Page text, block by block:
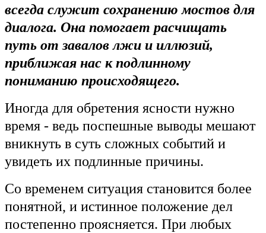
всегда служит сохранению мостов для
диалога. Она помогает расчищать
путь от завалов лжи и иллюзий,
приближая нас к подлинному
пониманию происходящего.
Иногда для обретения ясности нужно
время - ведь поспешные выводы мешают
вникнуть в суть сложных событий и
увидеть их подлинные причины.
Со временем ситуация становится более
понятной, и истинное положение дел
постепенно проясняется. При любых